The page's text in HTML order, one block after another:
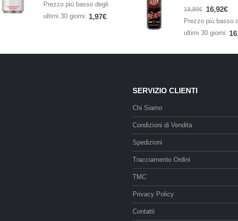
Prezzo più basso degli
ultimi 30 giorni: 1,97€
19,90€ 16,92€
Prezzo più basso
ultimi 30 giorni:
SERVIZIO CLIENTI
Chi Siamo
Condizioni di Vendita
Spedizioni
Tracciamento Ordini
TMC
Privacy Policy
Contatti